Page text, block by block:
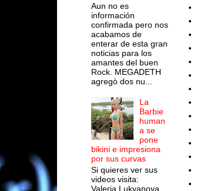
Aun no es
información
confirmada pero nos
acabamos de
enterar de esta gran
noticias para los
amantes del buen
Rock. MEGADETH
agregò dos nu...
La
Barbie
human
a se
pone
bikini e impresiona
por sus curvas
Si quieres ver sus
videos visita:
Valeria Lukyanova